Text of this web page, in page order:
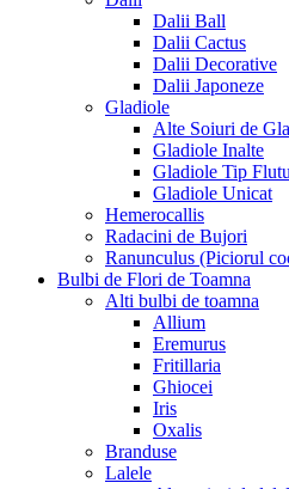
Dalii Ball
Dalii Cactus
Dalii Decorative
Dalii Japoneze
Gladiole
Alte Soiuri de
Gladiole Inalte
Gladiole Tip
Gladiole Unicat
Hemerocallis
Radacini de Bujori
Ranunculus (Piciorul
Bulbi de Flori de Toamna
Alti bulbi de toamna
Allium
Eremurus
Fritillaria
Ghiocei
Iris
Oxalis
Branduse
Lalele